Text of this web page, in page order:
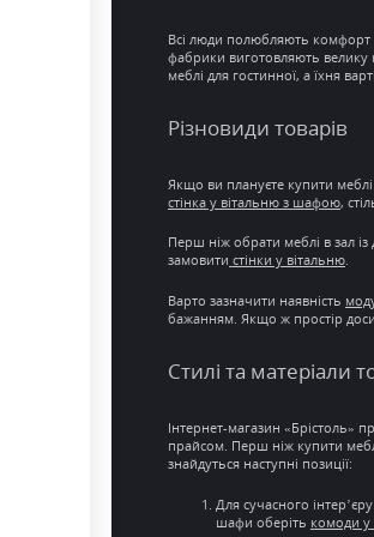
Всі люди полюбляють комфорт
фабрики виготовляють велику
меблі для гостинної, а їхня
Різновиди товарів
Якщо ви плануєте купити
стінка у вітальню з шафою,
Перш ніж обрати меблі в заліз
замовити стінки у вітальню.
Варто зазначити наявність
бажанням. Якщо ж простір
Стилі та матеріали
Інтернет-магазин «Брістоль»
прайсом. Перш ніж купити
знайдуться наступні позиції:
Для сучасного інтер’єру
шафи оберіть комоди у